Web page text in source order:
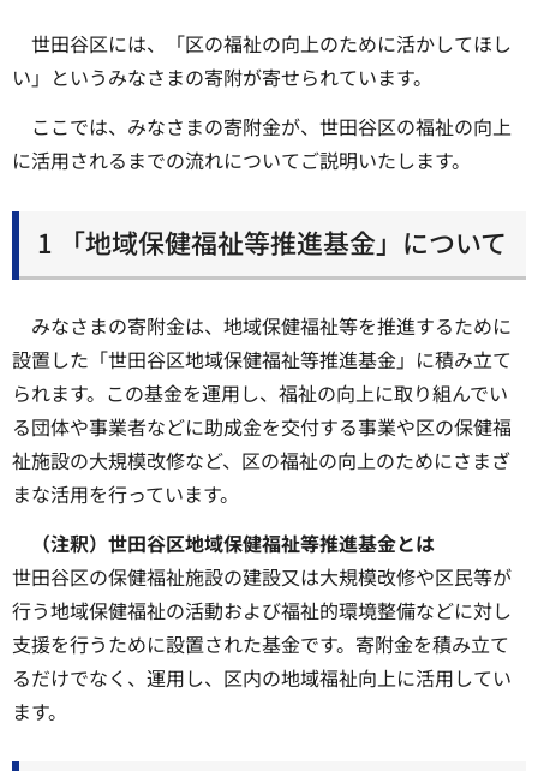
世田谷区には、「区の福祉の向上のために活かしてほし
い」というみなさまの寄附が寄せられています。
ここでは、みなさまの寄附金が、世田谷区の福祉の向上
に活用されるまでの流れについてご説明いたします。
1 「地域保健福祉等推進基金」について
みなさまの寄附金は、地域保健福祉等を推進するために
設置した「世田谷区地域保健福祉等推進基金」に積み立て
られます。この基金を運用し、福祉の向上に取り組んでい
る団体や事業者などに助成金を交付する事業や区の保健福
祉施設の大規模改修など、区の福祉の向上のためにさまざ
まな活用を行っています。
（注釈）世田谷区地域保健福祉等推進基金とは
世田谷区の保健福祉施設の建設又は大規模改修や区民等が
行う地域保健福祉の活動および福祉的環境整備などに対し
支援を行うために設置された基金です。寄附金を積み立て
るだけでなく、運用し、区内の地域福祉向上に活用してい
ます。